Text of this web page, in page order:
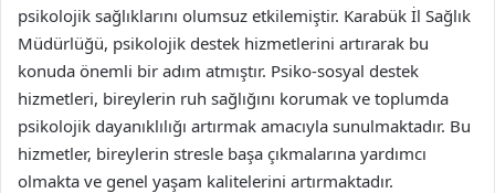
psikolojik sağlıklarını olumsuz etkilemiştir. Karabük İl Sağlık
Müdürlüğü, psikolojik destek hizmetlerini artırarak bu
konuda önemli bir adım atmıştır. Psiko-sosyal destek
hizmetleri, bireylerin ruh sağlığını korumak ve toplumda
psikolojik dayanıklılığı artırmak amacıyla sunulmaktadır. Bu
hizmetler, bireylerin stresle başa çıkmalarına yardımcı
olmakta ve genel yaşam kalitelerini artırmaktadır.